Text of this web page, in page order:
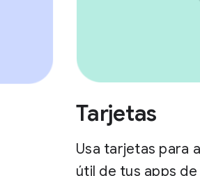
Tarjetas
Usa tarjetas para
útil de tus apps